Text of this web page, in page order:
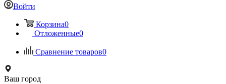
Войти
Корзина0
Отложенные0
Сравнение товаров0
Ваш город